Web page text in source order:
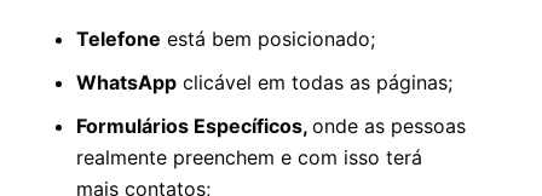
Telefone está bem posicionado;
WhatsApp clicável em todas as páginas;
Formulários Específicos, onde as pessoas
realmente preenchem e com isso terá
mais contatos;